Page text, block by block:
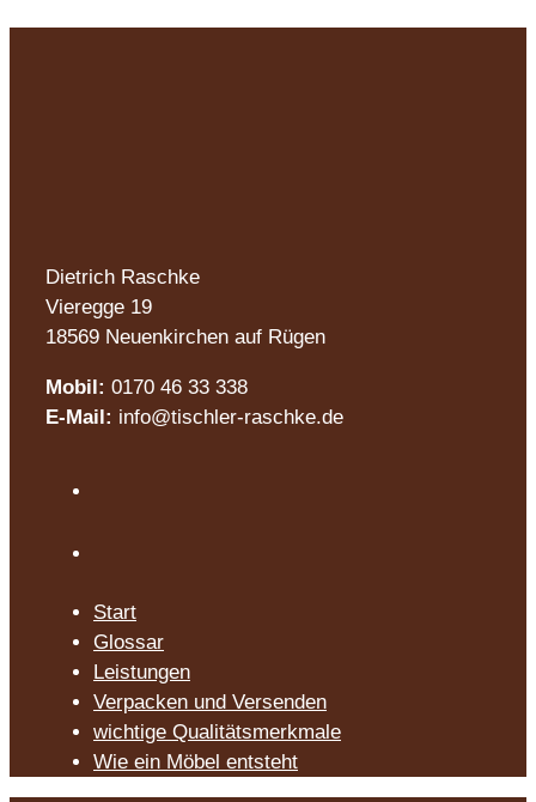
Dietrich Raschke
Vieregge 19
18569 Neuenkirchen auf Rügen
Mobil: 0170 46 33 338
E-Mail: info@tischler-raschke.de
Start
Glossar
Leistungen
Verpacken und Versenden
wichtige Qualitätsmerkmale
Wie ein Möbel entsteht